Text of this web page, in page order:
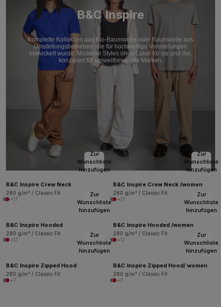
B&C Inspire
Komplette Kollektion aus Bio-Baumwolle oder Baumwolle aus
Umstellungsbetrieben, die für hochwertige Veredelungen
entwickelt wurde. Moderne Styles ohne Label für sie und ihn,
konzipiert für umweltbewusste Marken.
Zur
Wunschliste
hinzufügen
B&C Inspire Crew Neck
280 g/m² / Classic Fit
+17
Zur
Wunschliste
hinzufügen
B&C Inspire Crew Neck /women
280 g/m² / Classic Fit
+17
Zur
Wunschliste
hinzufügen
B&C Inspire Hooded
280 g/m² / Classic Fit
+17
Zur
Wunschliste
hinzufügen
B&C Inspire Hooded /women
280 g/m² / Classic Fit
+17
Zur
Wunschliste
hinzufügen
B&C Inspire Zipped Hood
280 g/m² / Classic Fit
+7
Zur
Wunschliste
hinzufügen
B&C Inspire Zipped Hood/ women
280 g/m² / Classic Fit
+7